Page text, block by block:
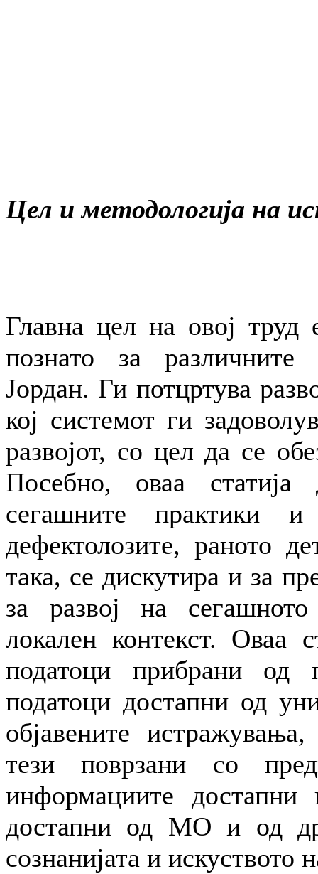
Цел и методологија на
Главна цел на овој
познато за
Јордан. Ги потцртува
кој системот ги
развојот, со цел да се
Посебно, оваа статија
сегашните практики
дефектолозите, раното
така, се дискутира и за
за развој на
локален контекст. Оваа
податоци прибрани од
податоци достапни од
објавените
тези поврзани со
информациите достапни
достапни од МО и од
сознанијата и искуството